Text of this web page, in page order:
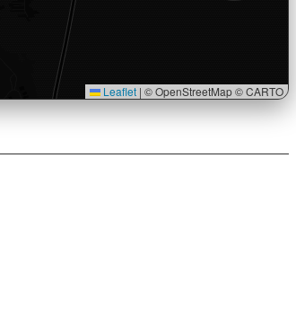
Leaflet | © OpenStreetMap © CARTO